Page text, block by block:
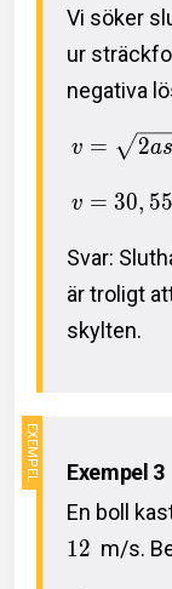
Vi söker
ur
negativa
v = 2as
v = 30, 55
Svar:
är troligt
skylten.
Exempel 3
En boll
12 m/s.